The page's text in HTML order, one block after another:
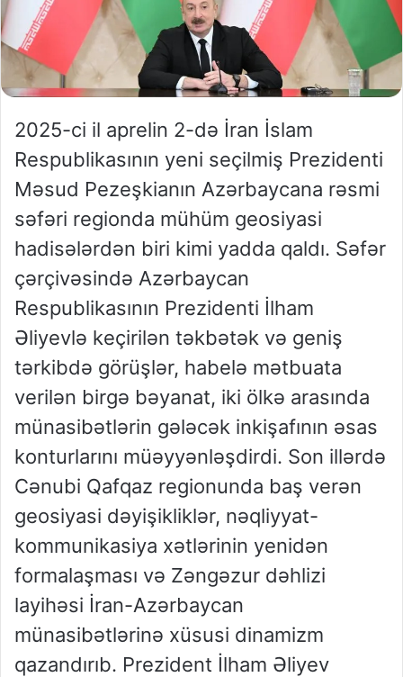
2025-ci il aprelin 2-də İran İslam
Respublikasının yeni seçilmiş Prezidenti
Məsud Pezeşkianın Azərbaycana rəsmi
səfəri regionda mühüm geosiyasi
hadisələrdən biri kimi yadda qaldı. Səfər
çərçivəsində Azərbaycan
Respublikasının Prezidenti İlham
Əliyevlə keçirilən təkbətək və geniş
tərkibdə görüşlər, habelə mətbuata
verilən birgə bəyanat, iki ölkə arasında
münasibətlərin gələcək inkişafının əsas
konturlarını müəyyənləşdirdi. Son illərdə
Cənubi Qafqaz regionunda baş verən
geosiyasi dəyişikliklər, nəqliyyat-
kommunikasiya xətlərinin yenidən
formalaşması və Zəngəzur dəhlizi
layihəsi İran-Azərbaycan
münasibətlərinə xüsusi dinamizm
qazandırıb. Prezident İlham Əliyev